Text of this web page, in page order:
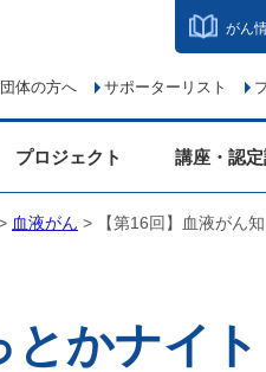
がん
サポーターリスト
体の方へ
プロジェクト 講座・認
血液がん > 【第16回】血液がん
とかナイ